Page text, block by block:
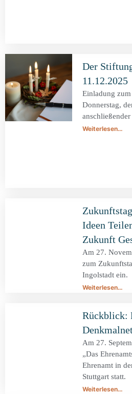
Der
11.12.2025
Einladung
Donnerstag,
Weiterlesen…
Ideen
Zukunft
Am 27.
zum
Ingolstadt ein.
Weiterlesen…
Rückblick:
Am 27.
„Das
Ehrenamt in
Stuttgart statt.
Weiterlesen…